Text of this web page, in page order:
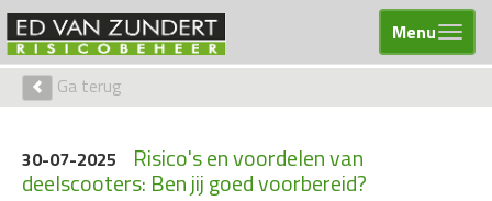
Menu
Ga terug
30-07-2025 Risico's en voordelen van
deelscooters: Ben jij goed voorbereid?